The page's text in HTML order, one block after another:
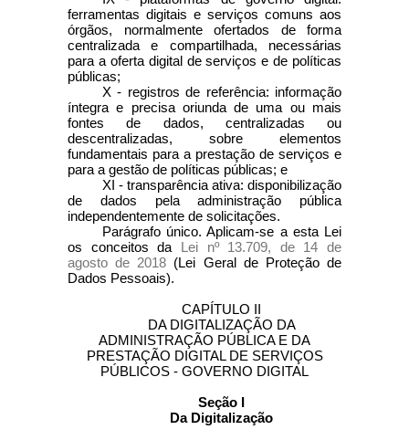
ferramentas digitais e serviços comuns aos
órgãos, normalmente ofertados de forma
centralizada e compartilhada, necessárias
para a oferta digital de serviços e de políticas
públicas;
X - registros de referência: informação
íntegra e precisa oriunda de uma ou mais
fontes de dados, centralizadas ou
descentralizadas, sobre elementos
fundamentais para a prestação de serviços e
para a gestão de políticas públicas; e
XI - transparência ativa: disponibilização
de dados pela administração pública
independentemente de solicitações.
Parágrafo único. Aplicam-se a esta Lei
os conceitos da Lei nº 13.709, de 14 de
agosto de 2018 (Lei Geral de Proteção de
Dados Pessoais).
CAPÍTULO II
DA DIGITALIZAÇÃO DA
ADMINISTRAÇÃO PÚBLICA E DA
PRESTAÇÃO DIGITAL DE SERVIÇOS
PÚBLICOS - GOVERNO DIGITAL
Seção I
Da Digitalização